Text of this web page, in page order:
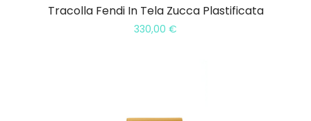
Tracolla Fendi In Tela Zucca Plastificata
330,00 €